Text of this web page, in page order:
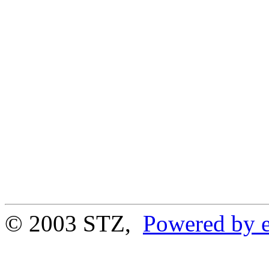
© 2003 STZ, Powered by